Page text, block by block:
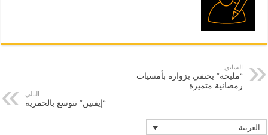
السابق
“مليحة” يحتفي بزواره بأمسيات
رمضانية متميزة
التالي
“إيفتين” تتوسع بالحمرية
العربية